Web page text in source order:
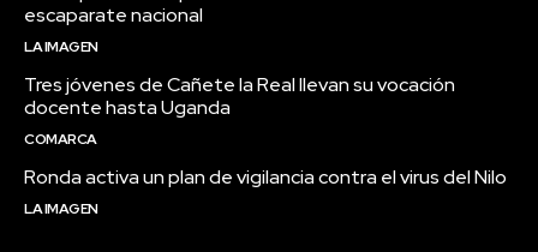
escaparate nacional
LA IMAGEN
Tres jóvenes de Cañete la Real llevan su vocación
docente hasta Uganda
COMARCA
Ronda activa un plan de vigilancia contra el virus del Nilo
LA IMAGEN